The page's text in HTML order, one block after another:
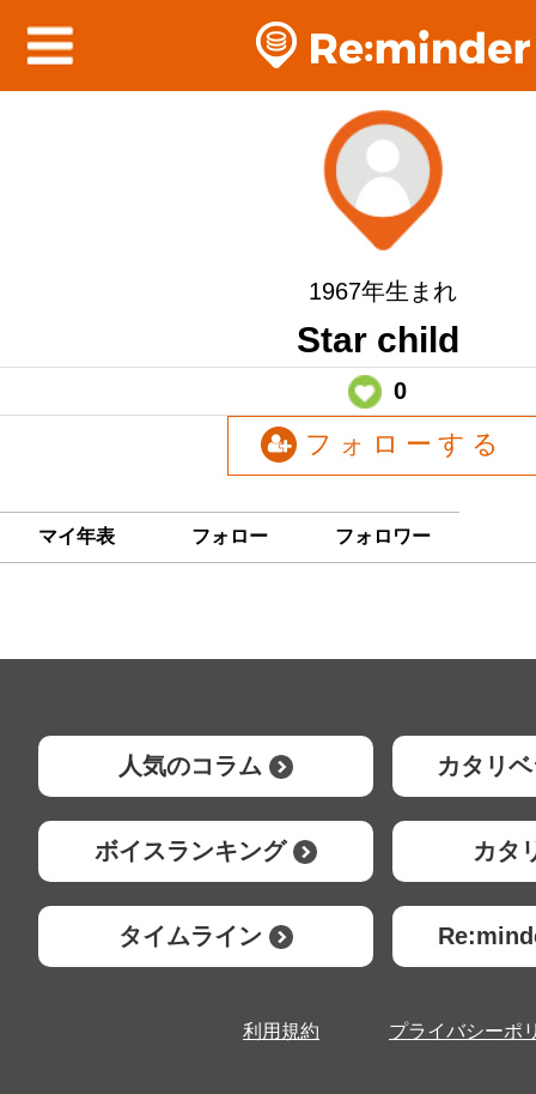
1967年生まれ
Star child
0
フォローする
マイ年表 フォロー フォロワー
人気のコラム カタリ
ボイスランキング カタ
タイムライン
利用規約 プライバシーポ